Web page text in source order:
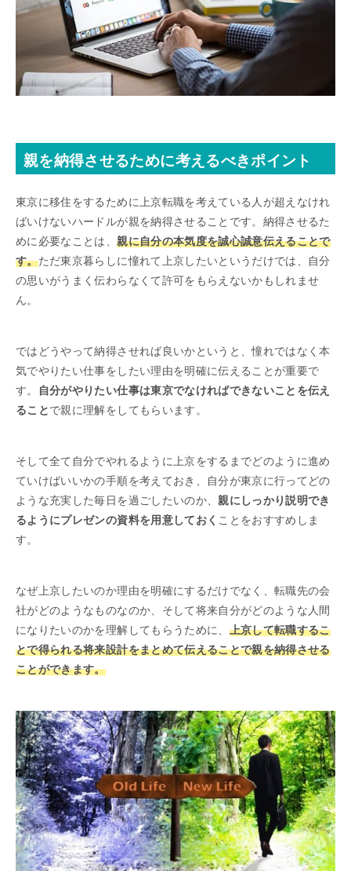
親を納得させるために考えるべきポイント
東京に移住をするために上京転職を考えている人が超えなけれ
ばいけないハードルが親を納得させることです。納得させるた
めに必要なことは、親に自分の本気度を誠心誠意伝えることで
す。ただ東京暮らしに憧れて上京したいというだけでは、自分
の思いがうまく伝わらなくて許可をもらえないかもしれませ
ん。
ではどうやって納得させれば良いかというと、憧れではなく本
気でやりたい仕事をしたい理由を明確に伝えることが重要で
す。
自分がやりたい仕事は東京でなければできないことを伝え
ることで親に理解をしてもらいます。
そして全て自分でやれるように上京をするまでどのように進め
ていけばいいかの手順を考えておき、自分が東京に行ってどの
ような充実した毎日を過ごしたいのか、親にしっかり説明でき
るようにプレゼンの資料を用意しておく ことをおすすめしま
す。
なぜ上京したいのか理由を明確にするだけでなく、転職先の会
社がどのようなものなのか、そして将来自分がどのような人間
になりたいのかを理解してもらうために、 上京して転職するこ
とで得られる将来設計をまとめて伝えることで親を納得させる
ことができます。